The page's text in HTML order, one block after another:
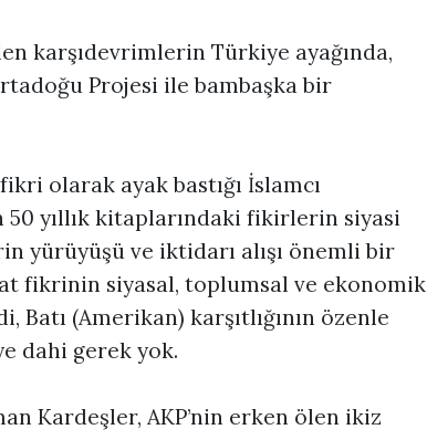
karşıdevrimlerin Türkiye ayağında,
Projesi ile bambaşka bir
olarak ayak bastığı İslamcı
50 yıllık kitaplarındaki fikirlerin siyasi
yürüyüşü ve iktidarı alışı önemli bir
fikrinin siyasal, toplumsal ve ekonomik
(Amerikan) karşıtlığının özenle
dahi gerek yok.
Kardeşler, AKP’nin erken ölen ikiz